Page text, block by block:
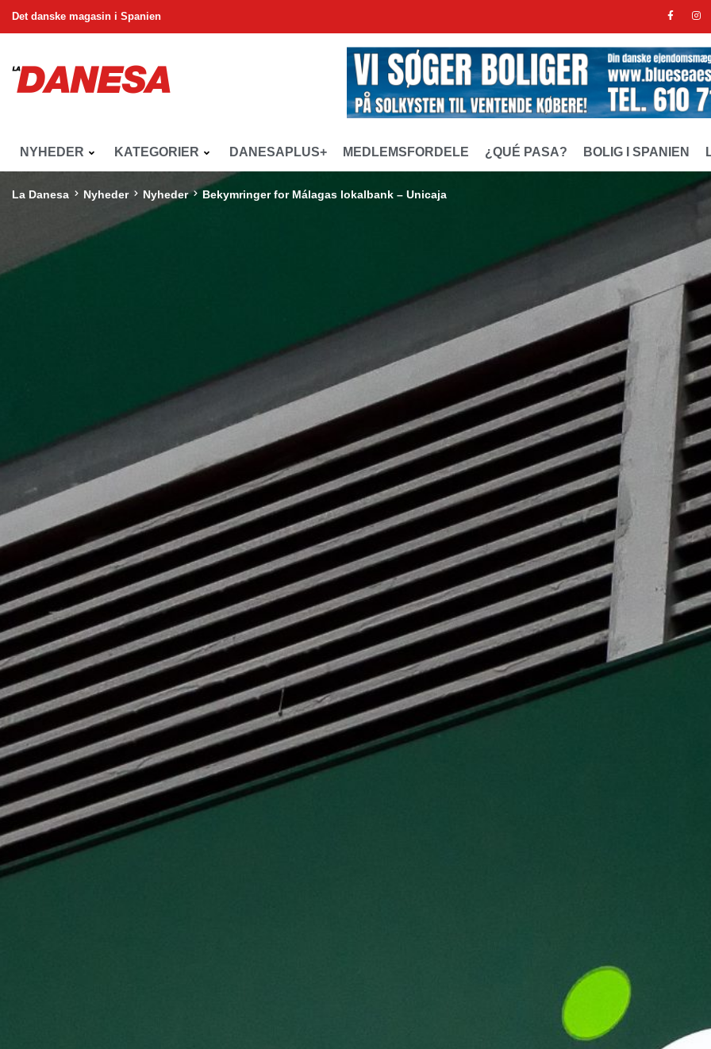
Det danske magasin i Spanien
NYHEDER KATEGORIER DANESAPLUS+ MEDLEMSFORDELE ¿QUÉ PASA? BOLIG I SPANIEN
La Danesa Nyheder Nyheder Bekymringer for Málagas lokalbank – Unicaja